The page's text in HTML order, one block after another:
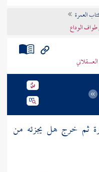
العمرة
الوداع
ثم خرج هل يجزئه من